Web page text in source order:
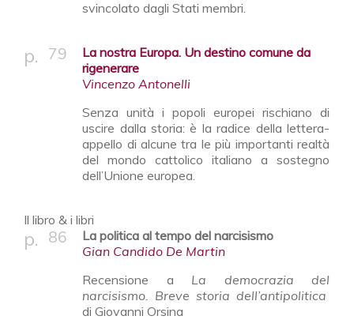
svincolato dagli Stati membri.
79
La nostra Europa. Un destino comune da
rigenerare
Vincenzo Antonelli
Senza unità i popoli europei rischiano di
uscire dalla storia: è la radice della lettera-
appello di alcune tra le più importanti realtà
del mondo cattolico italiano a sostegno
dell’Unione europea.
Il libro & i libri
86
La politica al tempo del narcisismo
Gian Candido De Martin
Recensione a La democrazia del
narcisismo. Breve storia dell’antipolitica
di Giovanni Orsina